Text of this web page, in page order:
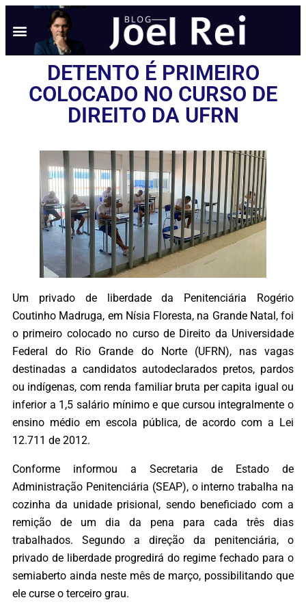
DETENTO É PRIMEIRO
COLOCADO NO CURSO DE
DIREITO DA UFRN
Um privado de liberdade da Penitenciária Rogério
Coutinho Madruga, em Nísia Floresta, na Grande Natal, foi
o primeiro colocado no curso de Direito da Universidade
Federal do Rio Grande do Norte (UFRN), nas vagas
destinadas a candidatos autodeclarados pretos, pardos
ou indígenas, com renda familiar bruta per capita igual ou
inferior a 1,5 salário mínimo e que cursou integralmente o
ensino médio em escola pública, de acordo com a Lei
12.711 de 2012.
Conforme informou a Secretaria de Estado de
Administração Penitenciária (SEAP), o interno trabalha na
cozinha da unidade prisional, sendo beneficiado com a
remição de um dia da pena para cada três dias
trabalhados. Segundo a direção da penitenciária, o
privado de liberdade progredirá do regime fechado para o
semiaberto ainda neste mês de março, possibilitando que
ele curse o terceiro grau.